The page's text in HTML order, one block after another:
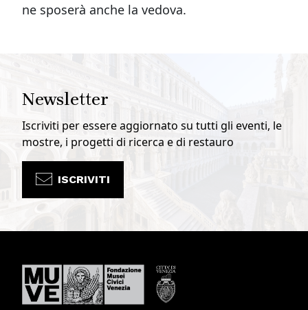
ne sposerà anche la vedova.
Newsletter
Iscriviti per essere aggiornato su tutti gli eventi, le
mostre, i progetti di ricerca e di restauro
ISCRIVITI